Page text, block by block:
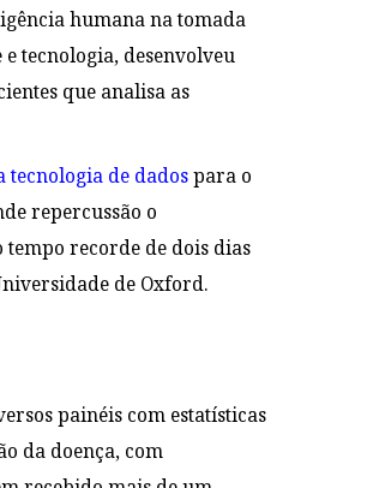
humana na tomada
tecnologia, desenvolveu
que analisa as
tecnologia de dadospara o
repercussão o
recorde de dois dias
de Oxford.
painéis com estatísticas
da doença, com